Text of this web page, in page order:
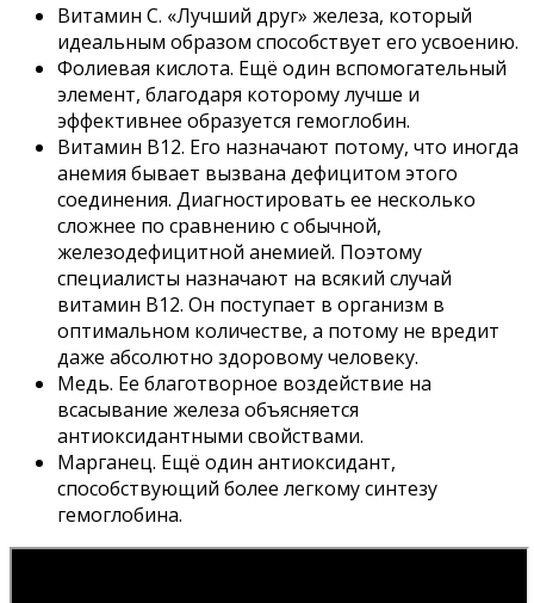
Витамин C. «Лучший друг» железа, который
идеальным образом способствует его усвоению.
Фолиевая кислота. Ещё один вспомогательный
элемент, благодаря которому лучше и
эффективнее образуется гемоглобин.
Витамин B12. Его назначают потому, что иногда
анемия бывает вызвана дефицитом этого
соединения. Диагностировать ее несколько
сложнее по сравнению с обычной,
железодефицитной анемией. Поэтому
специалисты назначают на всякий случай
витамин B12. Он поступает в организм в
оптимальном количестве, а потому не вредит
даже абсолютно здоровому человеку.
Медь. Ее благотворное воздействие на
всасывание железа объясняется
антиоксидантными свойствами.
Марганец. Ещё один антиоксидант,
способствующий более легкому синтезу
гемоглобина.